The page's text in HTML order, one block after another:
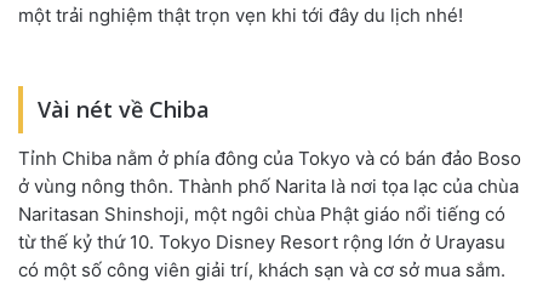
một trải nghiệm thật trọn vẹn khi tới đây du lịch nhé!
Vài nét về Chiba
Tỉnh Chiba nằm ở phía đông của Tokyo và có bán đảo Boso
ở vùng nông thôn. Thành phố Narita là nơi tọa lạc của chùa
Naritasan Shinshoji, một ngôi chùa Phật giáo nổi tiếng có
từ thế kỷ thứ 10. Tokyo Disney Resort rộng lớn ở Urayasu
có một số công viên giải trí, khách sạn và cơ sở mua sắm.